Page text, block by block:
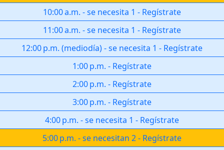
10:00 a.m. -se necesita 1 - Regístrate
11:00 a.m. -se necesita 1 - Regístrate
12:00 p.m. (mediodía)-se necesita 1 - Regístrate
1:00 p.m. - Regístrate
2:00 p.m. - Regístrate
3:00 p.m. - Regístrate
4:00 p.m. -se necesita 1 - Regístrate
5:00 p.m. -se necesitan 2- Regístrate